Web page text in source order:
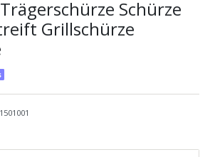
Schürze
Grillschürze